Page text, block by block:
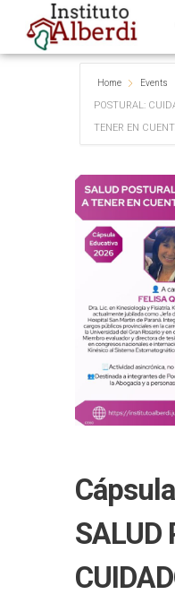
Home Events
POSTURAL:
TENER EN
SALUD